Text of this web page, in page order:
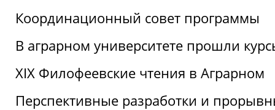
Координационный совет программы
В аграрном университете прошли
XIX Филофеевские чтения в Аграрном
Перспективные разработки и